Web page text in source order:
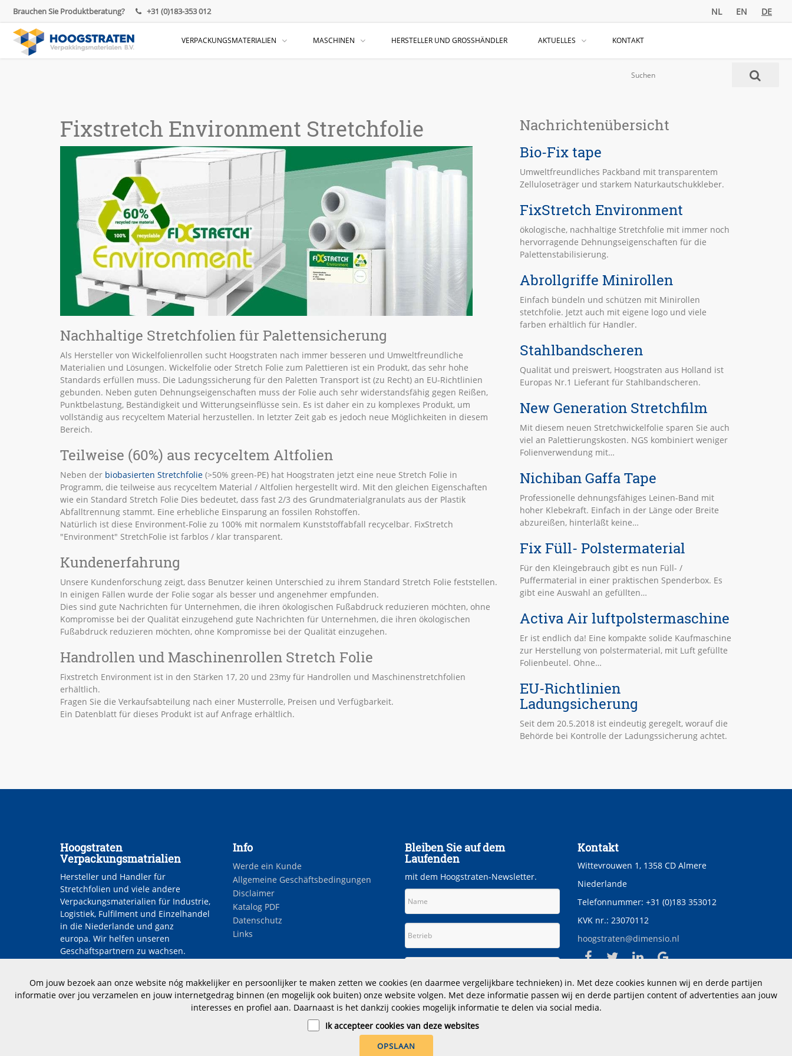
Brauchen Sie Produktberatung? +31 (0)183-353 012 NL EN DE
VERPACKUNGSMATERIALIEN MASCHINEN HERSTELLER UND GROSSHÄNDLER AKTUELLES KONTAKT
Fixstretch Environment Stretchfolie
Nachhaltige Stretchfolien für Palettensicherung
Als Hersteller von Wickelfolienrollen sucht Hoogstraten nach immer besseren und Umweltfreundliche
Materialien und Lösungen. Wickelfolie oder Stretch Folie zum Palettieren ist ein Produkt, das sehr hohe
Standards erfüllen muss. Die Ladungssicherung für den Paletten Transport ist (zu Recht) an EU-Richtlinien
gebunden. Neben guten Dehnungseigenschaften muss der Folie auch sehr widerstandsfähig gegen Reißen,
Punktbelastung, Beständigkeit und Witterungseinflüsse sein. Es ist daher ein zu komplexes Produkt, um
vollständig aus recyceltem Material herzustellen. In letzter Zeit gab es jedoch neue Möglichkeiten in diesem
Bereich.
Teilweise (60%) aus recyceltem Altfolien
Neben der biobasierten Stretchfolie (>50% green-PE) hat Hoogstraten jetzt eine neue Stretch Folie in
Programm, die teilweise aus recyceltem Material / Altfolien hergestellt wird. Mit den gleichen Eigenschaften
wie ein Standard Stretch Folie Dies bedeutet, dass fast 2/3 des Grundmaterialgranulats aus der Plastik
Abfalltrennung stammt. Eine erhebliche Einsparung an fossilen Rohstoffen.
Natürlich ist diese Environment-Folie zu 100% mit normalem Kunststoffabfall recycelbar. FixStretch
"Environment" StretchFolie ist farblos / klar transparent.
Kundenerfahrung
Unsere Kundenforschung zeigt, dass Benutzer keinen Unterschied zu ihrem Standard Stretch Folie feststellen.
In einigen Fällen wurde der Folie sogar als besser und angenehmer empfunden.
Dies sind gute Nachrichten für Unternehmen, die ihren ökologischen Fußabdruck reduzieren möchten, ohne
Kompromisse bei der Qualität einzugehend gute Nachrichten für Unternehmen, die ihren ökologischen
Fußabdruck reduzieren möchten, ohne Kompromisse bei der Qualität einzugehen.
Handrollen und Maschinenrollen Stretch Folie
Fixstretch Environment ist in den Stärken 17, 20 und 23my für Handrollen und Maschinenstretchfolien
erhältlich.
Fragen Sie die Verkaufsabteilung nach einer Musterrolle, Preisen und Verfügbarkeit.
Ein Datenblatt für dieses Produkt ist auf Anfrage erhältlich.
Nachrichtenübersicht
Bio-Fix tape
Umweltfreundliches Packband mit transparentem
Zelluloseträger und starkem Naturkautschukkleber.
FixStretch Environment
ökologische, nachhaltige Stretchfolie mit immer noch
hervorragende Dehnungseigenschaften für die
Palettenstabilisierung.
Abrollgriffe Minirollen
Einfach bündeln und schützen mit Minirollen
stetchfolie. Jetzt auch mit eigene logo und viele
farben erhältlich für Handler.
Stahlbandscheren
Qualität und preiswert, Hoogstraten aus Holland ist
Europas Nr.1 Lieferant für Stahlbandscheren.
New Generation Stretchfilm
Mit diesem neuen Stretchwickelfolie sparen Sie auch
viel an Palettierungskosten. NGS kombiniert weniger
Folienverwendung mit…
Nichiban Gaffa Tape
Professionelle dehnungsfähiges Leinen-Band mit
hoher Klebekraft. Einfach in der Länge oder Breite
abzureißen, hinterläßt keine…
Fix Füll- Polstermaterial
Für den Kleingebrauch gibt es nun Füll- /
Puffermaterial in einer praktischen Spenderbox. Es
gibt eine Auswahl an gefüllten…
Activa Air luftpolstermaschine
Er ist endlich da! Eine kompakte solide Kaufmaschine
zur Herstellung von polstermaterial, mit Luft gefüllte
Folienbeutel. Ohne…
EU-Richtlinien
Ladungsicherung
Seit dem 20.5.2018 ist eindeutig geregelt, worauf die
Behörde bei Kontrolle der Ladungssicherung achtet.
Hoogstraten
Verpackungsmatrialien
Hersteller und Handler für
Stretchfolien und viele andere
Verpackungsmaterialien für Industrie,
Logistiek, Fulfilment und Einzelhandel
in die Niederlande und ganz
europa. Wir helfen unseren
Geschäftspartnern zu wachsen.
Info
Werde ein Kunde
Allgemeine Geschäftsbedingungen
Disclaimer
Katalog PDF
Datenschutz
Links
Jobs
Stellenangeboten
Bleiben Sie auf dem
Laufenden
mit dem Hoogstraten-Newsletter.
Kontakt
Wittevrouwen 1, 1358 CD Almere
Niederlande
Telefonnummer: +31 (0)183 353012
KVK nr.: 23070112
hoogstraten@dimensio.nl
Om jouw bezoek aan onze website nóg makkelijker en persoonlijker te maken zetten we cookies (en daarmee vergelijkbare technieken) in. Met deze cookies kunnen wij en derde partijen
informatie over jou verzamelen en jouw internetgedrag binnen (en mogelijk ook buiten) onze website volgen. Met deze informatie passen wij en derde partijen content of advertenties aan jouw
interesses en profiel aan. Daarnaast is het dankzij cookies mogelijk informatie te delen via social media.
Ik accepteer cookies van deze websites